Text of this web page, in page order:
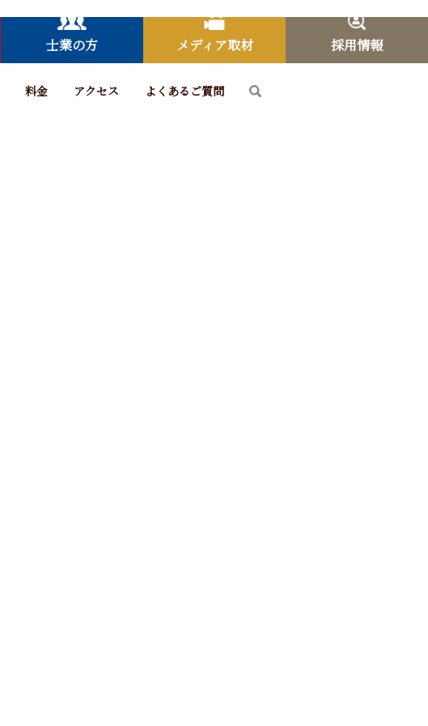
士業の方 メディア取材 採用情報
料金 アクセス よくあるご質問